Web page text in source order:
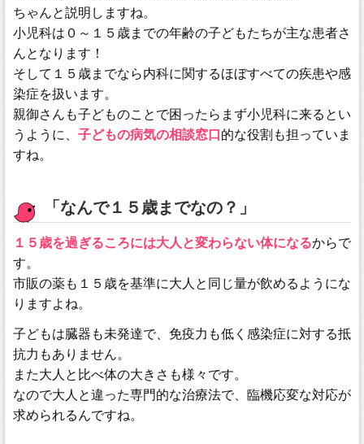
ちゃんと説明しますね。
小児科は０～１５歳までの年齢の子どもたちが主な患者さ
んとなります！
そして１５歳までなら内科に関するほぼすべての疾患や感
染症を扱います。
親御さんも子どものことで困ったらまず小児科に来るとい
うように、 子どもの病気の相談窓口 的な役割も担っていま
すね。
「なんで１５歳までなの？」
１５歳を過ぎるころには大人と変わらない体になるからで
す。
市販の薬も１５歳を基準に大人と同じ量が飲めるようにな
りますよね。
子どもは臓器も未発達で、免疫力も低く感染症に対する抵
抗力もありません。
また大人と比べ体の大きさも様々です。
なので大人と違った専門的な治療法で、臨機応変な対応が
求められるんですね。